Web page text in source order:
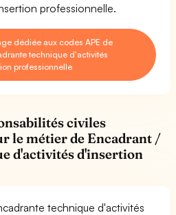
professionnelle.
dédiée aux codes APE de
technique d'activités
professionnelle
civiles
le métier de Encadrant /
d'activités d'insertion
technique d'activités